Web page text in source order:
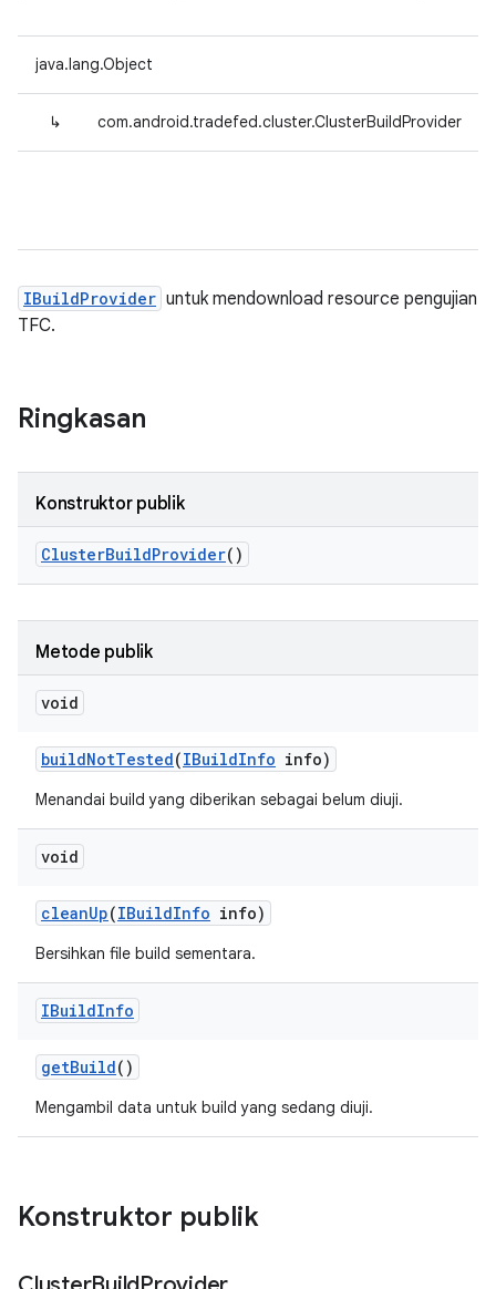
java.lang.Object
↳ com.android.tradefed.cluster.ClusterBuildProvider
IBuildProvider untuk mendownload resource pengujian
TFC.
Ringkasan
Konstruktor publik
ClusterBuildProvider()
Metode publik
void
buildNotTested(IBuildInfo info)
Menandai build yang diberikan sebagai belum diuji.
void
cleanUp(IBuildInfo info)
Bersihkan file build sementara.
IBuildInfo
getBuild()
Mengambil data untuk build yang sedang diuji.
Konstruktor publik